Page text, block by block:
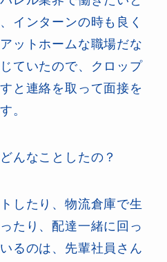
インターンの時も良く
ットホームな職場だな
ていたので、クロップ
と連絡を取って面接を
。
んなことしたの？
したり、物流倉庫で生
たり、配達一緒に回っ
るのは、先輩社員さん